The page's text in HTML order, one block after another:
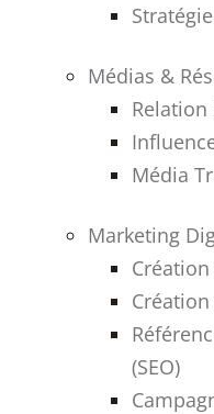
Médias &
Relation
Média
Marketing
(SEO)